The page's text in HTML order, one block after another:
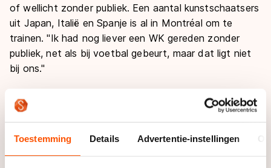
Toestemming Details Advertentie-instellingen
of wellicht zonder publiek. Een aantal kunstschaatsers
uit Japan, Italië en Spanje is al in Montréal om te
trainen. "Ik had nog liever een WK gereden zonder
publiek, net als bij voetbal gebeurt, maar dat ligt niet
bij ons."
Leeg gevoel
"We zijn het eigenlijk nog aan het verwerken", vervolgt
ik een leeg gevoel. We zitten nu op onze piek, dus we
gaan wel een beetje aftrainen en vervolgens wat rust